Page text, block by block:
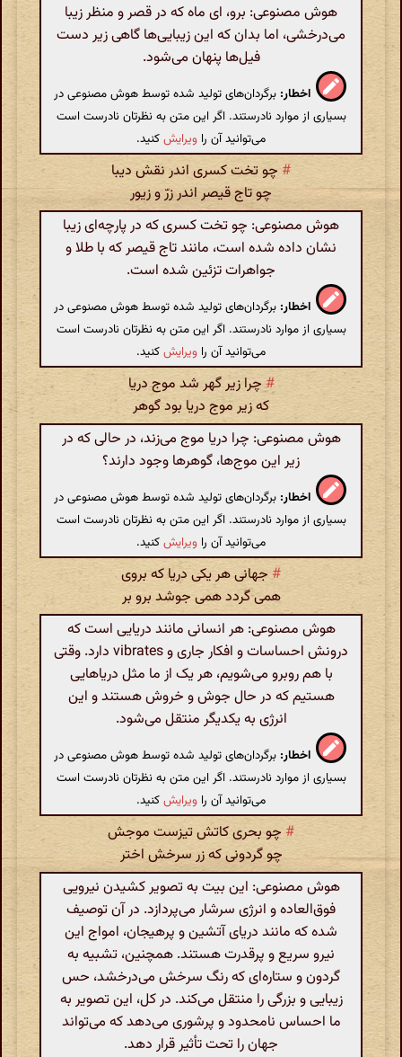
هوش مصنوعی: برو، ای ماه که در قصر و منظر زیبا
می‌درخشی، اما بدان که این زیبایی‌ها گاهی زیر دست
فیل‌ها پنهان می‌شود.
اخطار: برگردان‌های تولید شده توسط هوش مصنوعی در
بسیاری از موارد نادرستند. اگر این متن به نظرتان نادرست است
می‌توانید آن را ویرایشکنید.
# چو تخت کسری اندر نقش دیبا
چو تاج قیصر اندر زرّ و زیور
هوش مصنوعی: چو تخت کسری که در پارچه‌ای زیبا
نشان داده شده است، مانند تاج قیصر که با طلا و
جواهرات تزئین شده است.
اخطار: برگردان‌های تولید شده توسط هوش مصنوعی در
بسیاری از موارد نادرستند. اگر این متن به نظرتان نادرست است
می‌توانید آن را ویرایشکنید.
#چرا زیر گهر شد موج دریا
که زیر موج دریا بود گوهر
هوش مصنوعی: چرا دریا موج می‌زند، در حالی که در
زیر این موج‌ها، گوهرها وجود دارند؟
اخطار: برگردان‌های تولید شده توسط هوش مصنوعی در
بسیاری از موارد نادرستند. اگر این متن به نظرتان نادرست است
می‌توانید آن را ویرایشکنید.
# جهانی هر یکی دریا که بروی
همی گردد همی جوشد برو بر
هوش مصنوعی: هر انسانی مانند دریایی است که
درونش احساسات و افکار جاری و vibrates دارد. وقتی
با هم روبرو می‌شویم، هر یک از ما مثل دریاهایی
هستیم که در حال جوش و خروش هستند و این
انرژی به یکدیگر منتقل می‌شود.
اخطار: برگردان‌های تولید شده توسط هوش مصنوعی در
بسیاری از موارد نادرستند. اگر این متن به نظرتان نادرست است
می‌توانید آن را ویرایشکنید.
# چو بحری کاتش تیزست موجش
چو گردونی که زر سرخش اختر
هوش مصنوعی: این بیت به تصویر کشیدن نیرویی
فوق‌العاده و انرژی سرشار می‌پردازد. در آن توصیف
شده که مانند دریای آتشین و پرهیجان، امواج این
نیرو سریع و پرقدرت هستند. همچنین، تشبیه به
گردون و ستاره‌ای که رنگ سرخش می‌درخشد، حس
زیبایی و بزرگی را منتقل می‌کند. در کل، این تصویر به
ما احساس نامحدود و پرشوری می‌دهد که می‌تواند
جهان را تحت تأثیر قرار دهد.